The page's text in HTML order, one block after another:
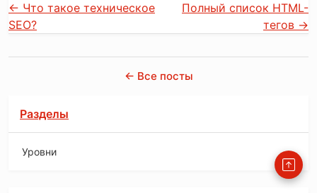
← Что такое техническое
SEO?
Полный список HTML-
тегов →
← Все посты
Разделы
Уровни